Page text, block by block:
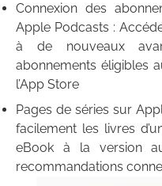
Connexion des
Apple Podcasts :
à de nouveaux
abonnements éligibles
l’App Store
Pages de séries sur
facilement les livres
eBook à la version
recommandations